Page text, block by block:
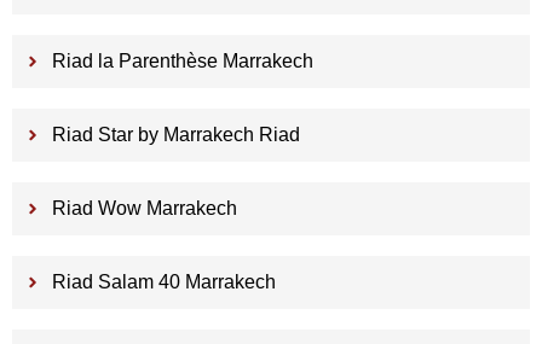
Riad la Parenthèse Marrakech
Riad Star by Marrakech Riad
Riad Wow Marrakech
Riad Salam 40 Marrakech